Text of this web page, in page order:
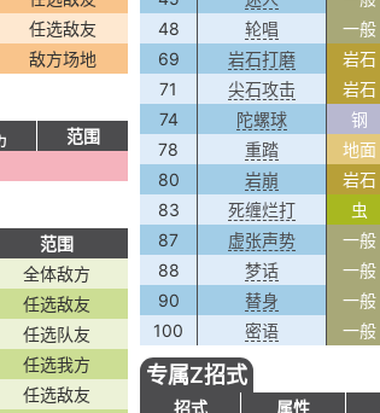
任选敌友
敌方场地
48
轮唱 一般
69
岩石打磨 岩石
71
尖石攻击 岩石
74
陀螺球 钢
78
重踏 地面
80
岩崩 岩石
83
死缠烂打 虫
87
虚张声势 一般
88
梦话 一般
90
替身 一般
100
密语 一般
范围
范围
全体敌方
任选敌友
任选队友
任选我方
任选敌友
专属Z招式
招式 属性